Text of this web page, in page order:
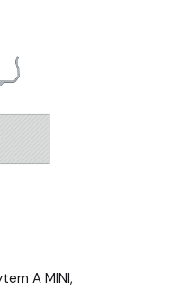
A MINI,